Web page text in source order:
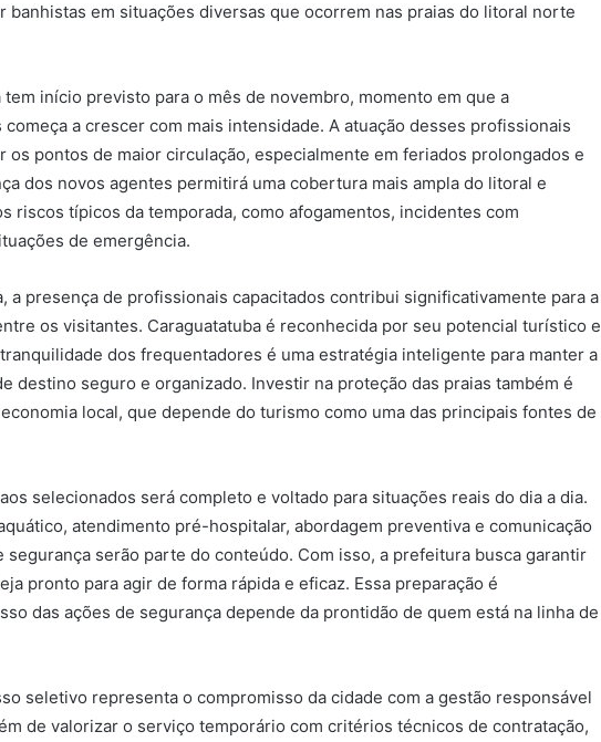
banhistas em situações diversas que ocorrem nas praias do litoral norte
início previsto para o mês de novembro, momento em que a
começa a crescer com mais intensidade. A atuação desses profissionais
os pontos de maior circulação, especialmente em feriados prolongados e
dos novos agentes permitirá uma cobertura mais ampla do litoral e
riscos típicos da temporada, como afogamentos, incidentes com
de emergência.
a presença de profissionais capacitados contribui significativamente para a
os visitantes. Caraguatatuba é reconhecida por seu potencial turístico e
dos frequentadores é uma estratégia inteligente para manter a
destino seguro e organizado. Investir na proteção das praias também é
local, que depende do turismo como uma das principais fontes de
selecionados será completo e voltado para situações reais do dia a dia.
atendimento pré-hospitalar, abordagem preventiva e comunicação
segurança serão parte do conteúdo. Com isso, a prefeitura busca garantir
pronto para agir de forma rápida e eficaz. Essa preparação é
das ações de segurança depende da prontidão de quem está na linha de
seletivo representa o compromisso da cidade com a gestão responsável
de valorizar o serviço temporário com critérios técnicos de contratação,